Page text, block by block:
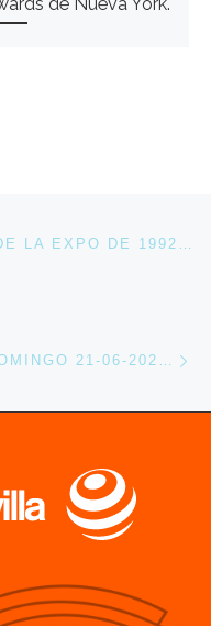
CONCENTRACIÓN PRÓXIMO DOMINGO 21-06-2026 / NO AL CIERRE DEL PABELLÓN DE LA NAVEGACIÓN.